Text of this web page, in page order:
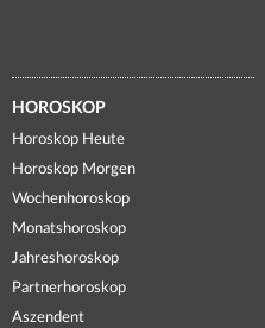
HOROSKOP
Horoskop Heute
Horoskop Morgen
Wochenhoroskop
Monatshoroskop
Jahreshoroskop
Partnerhoroskop
Aszendent